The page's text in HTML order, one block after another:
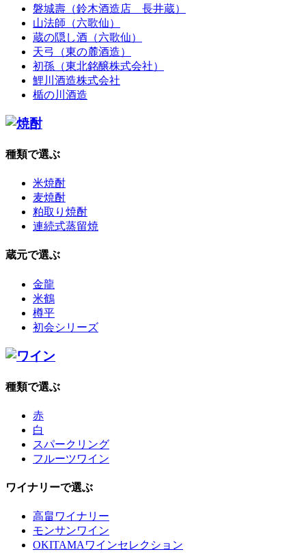
磐城壽（鈴木酒造店 長井蔵）
山法師（六歌仙）
蔵の隠し酒（六歌仙）
天弓（東の麓酒造）
初孫（東北銘醸株式会社）
鯉川酒造株式会社
楯の川酒造
種類で選ぶ
米焼酎
麦焼酎
粕取り焼酎
連続式蒸留焼
蔵元で選ぶ
金龍
米鶴
樽平
初会シリーズ
種類で選ぶ
赤
白
スパークリング
フルーツワイン
ワイナリーで選ぶ
高畠ワイナリー
モンサンワイン
OKITAMAワインセレクション